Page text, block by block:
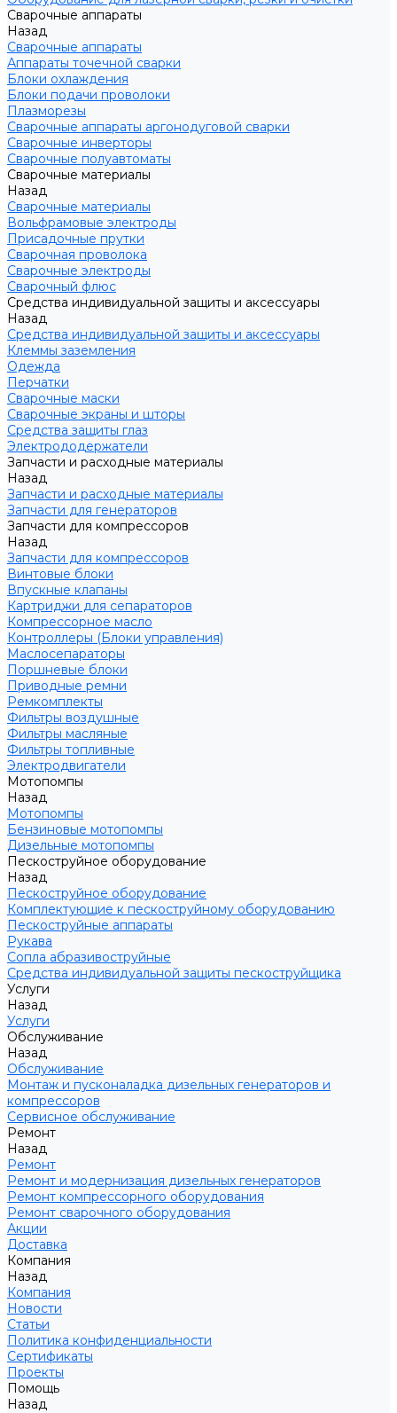
Сварочные аппараты
Назад
Сварочные аппараты
Аппараты точечной сварки
Блоки охлаждения
Блоки подачи проволоки
Плазморезы
Сварочные аппараты аргонодуговой сварки
Сварочные инверторы
Сварочные полуавтоматы
Сварочные материалы
Назад
Сварочные материалы
Вольфрамовые электроды
Присадочные прутки
Сварочная проволока
Сварочные электроды
Сварочный флюс
Средства индивидуальной защиты и аксессуары
Назад
Средства индивидуальной защиты и аксессуары
Клеммы заземления
Одежда
Перчатки
Сварочные маски
Сварочные экраны и шторы
Средства защиты глаз
Электрододержатели
Запчасти и расходные материалы
Назад
Запчасти и расходные материалы
Запчасти для генераторов
Запчасти для компрессоров
Назад
Запчасти для компрессоров
Винтовые блоки
Впускные клапаны
Картриджи для сепараторов
Компрессорное масло
Контроллеры (Блоки управления)
Маслосепараторы
Поршневые блоки
Приводные ремни
Ремкомплекты
Фильтры воздушные
Фильтры масляные
Фильтры топливные
Электродвигатели
Мотопомпы
Назад
Мотопомпы
Бензиновые мотопомпы
Дизельные мотопомпы
Пескоструйное оборудование
Назад
Пескоструйное оборудование
Комплектующие к пескоструйному оборудованию
Пескоструйные аппараты
Рукава
Сопла абразивоструйные
Средства индивидуальной защиты пескоструйщика
Услуги
Назад
Услуги
Обслуживание
Назад
Обслуживание
Монтаж и пусконаладка дизельных генераторов и
компрессоров
Сервисное обслуживание
Ремонт
Назад
Ремонт
Ремонт и модернизация дизельных генераторов
Ремонт компрессорного оборудования
Ремонт сварочного оборудования
Акции
Доставка
Компания
Назад
Компания
Новости
Статьи
Политика конфиденциальности
Сертификаты
Проекты
Помощь
Назад